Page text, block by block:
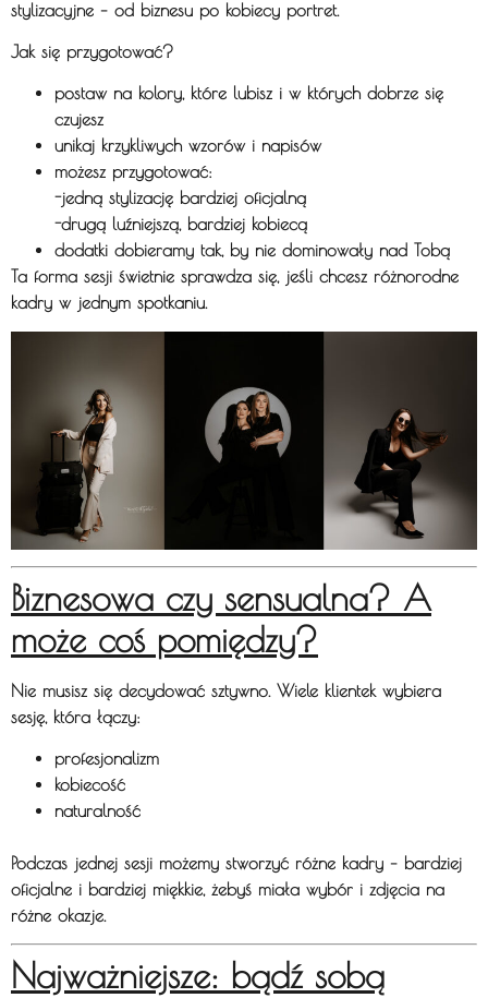
stylizacyjne – od biznesu po kobiecy portret.
Jak się przygotować?
postaw na kolory, które lubisz i w których dobrze się
czujesz
unikaj krzykliwych wzorów i napisów
możesz przygotować:
-jedną stylizację bardziej oficjalną
-drugą luźniejszą, bardziej kobiecą
dodatki dobieramy tak, by nie dominowały nad Tobą
Ta forma sesji świetnie sprawdza się, jeśli chcesz różnorodne
kadry w jednym spotkaniu.
Biznesowa czy sensualna? A
może coś pomiędzy?
Nie musisz się decydować sztywno. Wiele klientek wybiera
sesję, która łączy:
profesjonalizm
kobiecość
naturalność
Podczas jednej sesji możemy stworzyć różne kadry – bardziej
oficjalne i bardziej miękkie, żebyś miała wybór i zdjęcia na
różne okazje.
Najważniejsze: bądź sobą